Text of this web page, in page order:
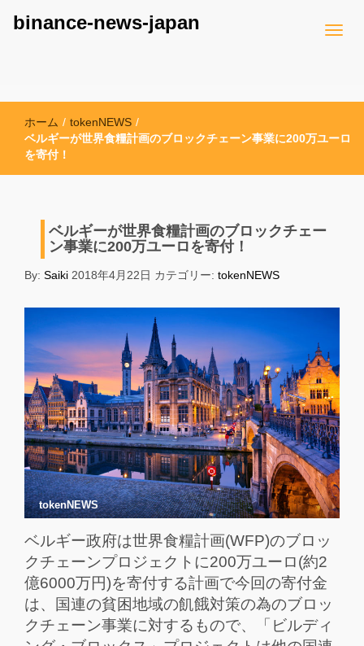
binance-news-japan
ホーム / tokenNEWS /
ベルギーが世界食糧計画のブロックチェーン事業に200万ユーロ
を寄付！
ベルギーが世界食糧計画のブロックチェー
ン事業に200万ユーロを寄付！
By: Saiki 2018年4月22日 カテゴリー: tokenNEWS
tokenNEWS
ベルギー政府は世界食糧計画(WFP)のブロッ
クチェーンプロジェクトに200万ユーロ(約2
億6000万円)を寄付する計画で今回の寄付金
は、国連の貧困地域の飢餓対策の為のブロッ
クチェーン事業に対するもので、「ビルディ